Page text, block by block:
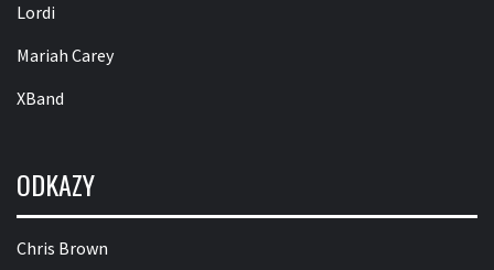
Lordi
Mariah Carey
XBand
ODKAZY
Chris Brown